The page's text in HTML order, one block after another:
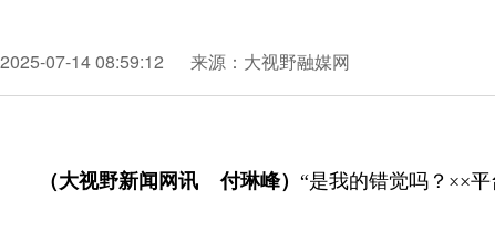
2025-07-14 08:59:12 来源：大视野融媒网
（大视野新闻网讯 付琳峰） “是我的错觉吗？××